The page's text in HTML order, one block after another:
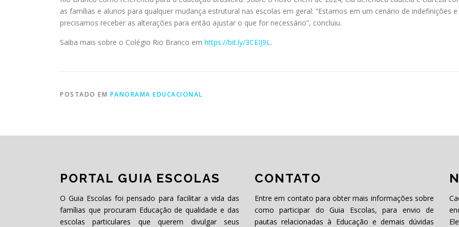
as famílias e alunos para qualquer mudança estrutural nas escolas em geral: “Estamos em um cenário de indefinições e
precisamos receber as alterações para então ajustar o que for necessário”, concluiu.
Saiba mais sobre o Colégio Rio Branco em https://bit.ly/3CEIJ9L.
POSTADO EM PANORAMA EDUCACIONAL
PORTAL GUIA ESCOLAS
O Guia Escolas foi pensado para facilitar a vida das
famílias que procuram Educação de qualidade e das
escolas particulares que querem divulgar seus
CONTATO
Entre em contato para obter mais informações sobre
como participar do Guia Escolas, para envio de
pautas relacionadas à Educação e demais dúvidas